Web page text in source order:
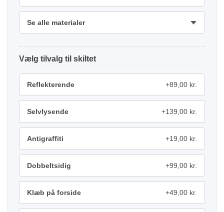
Se alle materialer
tilvalg
Reflekterende +89,00 kr.
Selvlysende +139,00 kr.
Antigraffiti +19,00 kr.
Dobbeltsidig +99,00 kr.
Klæb på forside +49,00 kr.